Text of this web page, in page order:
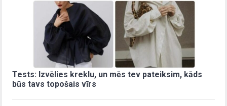
Tests: Izvēlies kreklu, un mēs tev pateiksim, kāds
būs tavs topošais vīrs